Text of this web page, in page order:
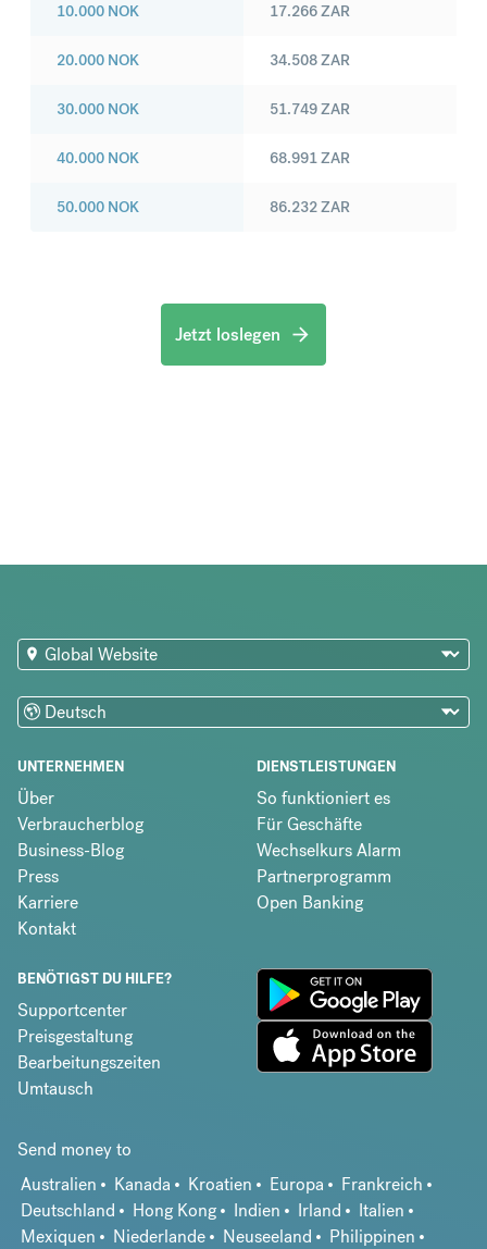
10.000 NOK
20.000 NOK
30.000 NOK
40.000 NOK
50.000 NOK
17.266ZAR
34.508ZAR
51.749ZAR
68.991ZAR
86.232ZAR
Jetzt loslegen
UNTERNEHMEN
Über
Verbraucherblog
Business-Blog
Press
Karriere
Kontakt
DIENSTLEISTUNGEN
So funktioniert es
Für Geschäfte
Wechselkurs Alarm
Partnerprogramm
Open Banking
BENÖTIGST DU HILFE?
Supportcenter
Preisgestaltung
Bearbeitungszeiten
Umtausch
Send money to
Australien
Kanada Kroatien Europa
Frankreich
Deutschland
Hong Kong Indien Irland
Italien
Mexiquen
Niederlande Neuseeland
Philippinen